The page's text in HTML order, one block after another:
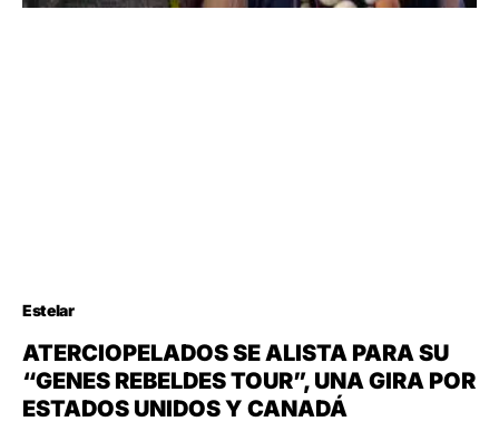
Estelar
ATERCIOPELADOS SE ALISTA PARA SU
“GENES REBELDES TOUR”, UNA GIRA POR
ESTADOS UNIDOS Y CANADÁ